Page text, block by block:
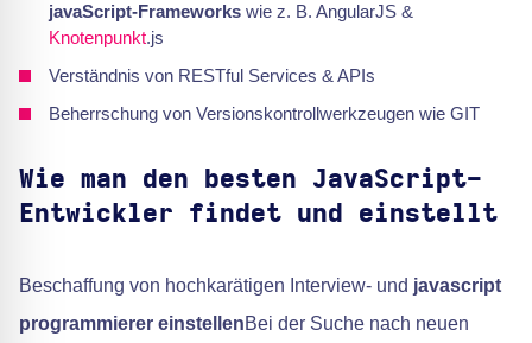
javaScript-Frameworks wie z. B. AngularJS &
Knotenpunkt.js
Verständnis von RESTful Services & APIs
Beherrschung von Versionskontrollwerkzeugen wie GIT
Wie man den besten JavaScript-
Entwickler findet und einstellt
Beschaffung von hochkarätigen Interview- und javascript
programmierer einstellenBei der Suche nach neuen